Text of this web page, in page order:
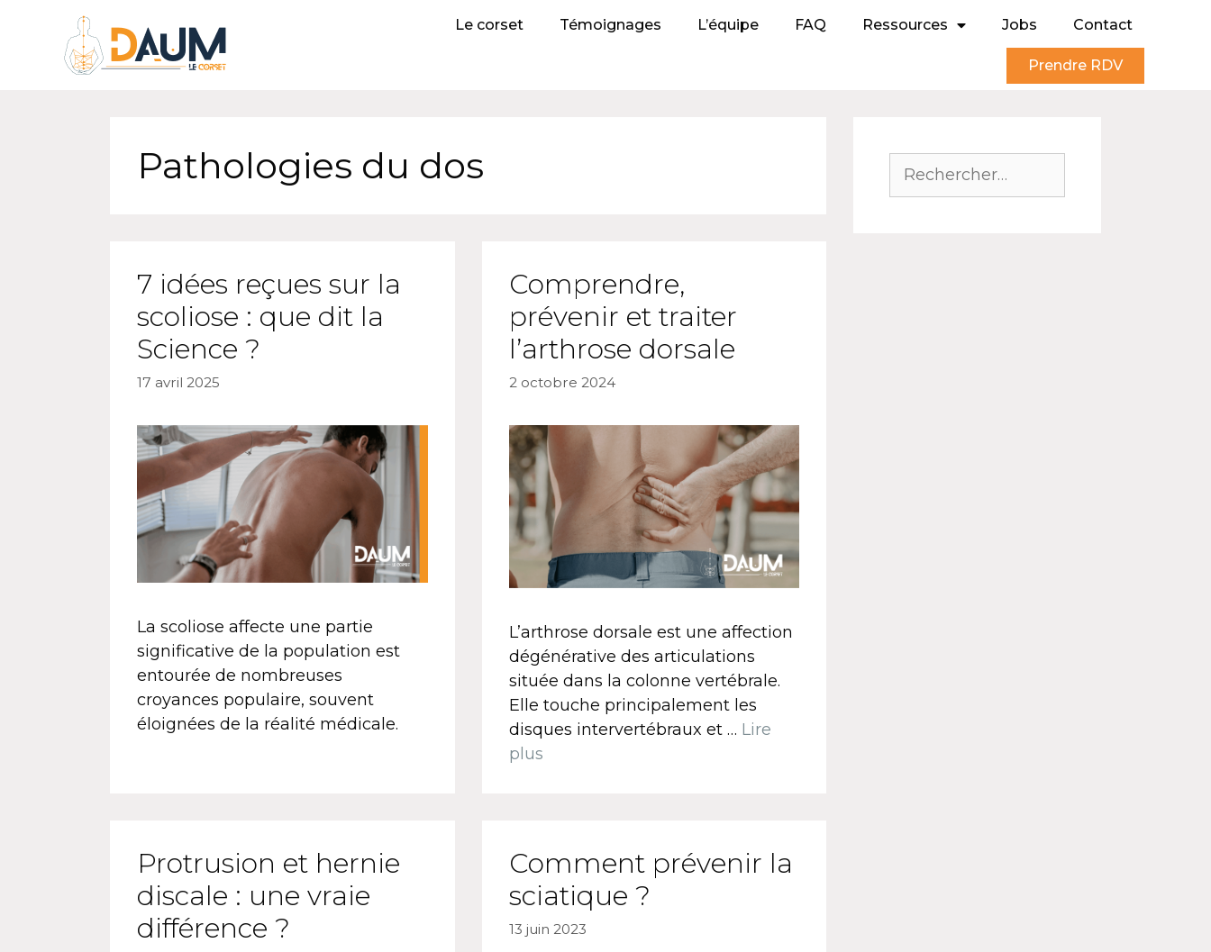
Le corset Témoignages L’équipe FAQ Ressources Jobs Contact
Prendre RDV
Pathologies du dos
7 idées reçues sur la
scoliose : que dit la
Science ?
17 avril 2025
La scoliose affecte une partie
significative de la population est
entourée de nombreuses
croyances populaire, souvent
éloignées de la réalité médicale.
Comprendre,
prévenir et traiter
l’arthrose dorsale
2 octobre 2024
L’arthrose dorsale est une affection
dégénérative des articulations
située dans la colonne vertébrale.
Elle touche principalement les
disques intervertébraux et … Lire
plus
Protrusion et hernie
discale : une vraie
différence ?
Comment prévenir la
sciatique ?
13 juin 2023